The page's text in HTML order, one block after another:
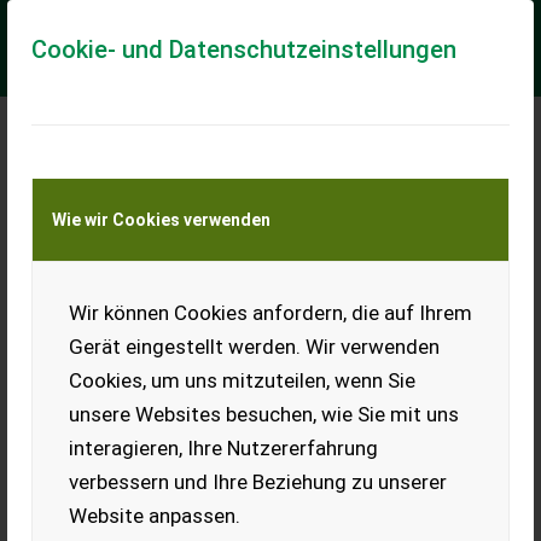
Cookie- und Datenschutzeinstellungen
Wie wir Cookies verwenden
Wir können Cookies anfordern, die auf Ihrem
Gerät eingestellt werden. Wir verwenden
Cookies, um uns mitzuteilen, wenn Sie
unsere Websites besuchen, wie Sie mit uns
interagieren, Ihre Nutzererfahrung
verbessern und Ihre Beziehung zu unserer
Website anpassen.
Meine Transportkostenanfrage
Transport von Land- und Baumaschinen –
KEINE Tiertransporte
Kuhbürste
EUR 0